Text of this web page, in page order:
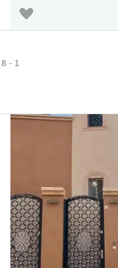
1 - 8 من 8 ادوار